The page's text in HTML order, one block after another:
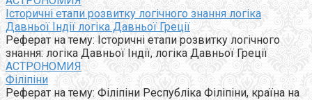
Історичні етапи розвитку логічного знання логіка
Давньої Індії логіка Давньої Греції
Реферат на тему: Історичні етапи розвитку логічного
знання: логіка Давньої Індії, логіка Давньої Греції
АСТРОНОМИЯ
Філіпіни
Реферат на тему: Філіпіни Республіка Філіпіни, країна на